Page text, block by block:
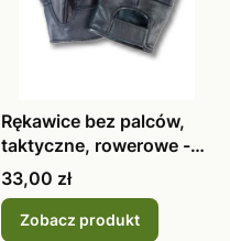
Rękawice bez palców,
taktyczne, rowerowe -
skórzan
Cena
33,00 zł
Zobacz produkt